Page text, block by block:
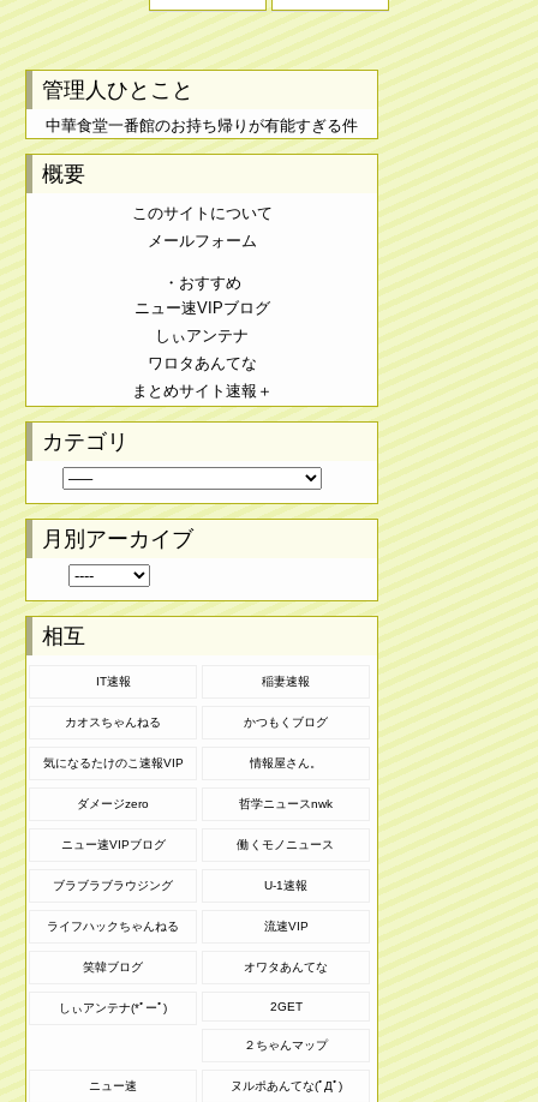
管理人ひとこと
中華食堂一番館のお持ち帰りが有能すぎる件
概要
このサイトについて
メールフォーム
・おすすめ
ニュー速VIPブログ
しぃアンテナ
ワロタあんてな
まとめサイト速報＋
カテゴリ
月別アーカイブ
相互
IT速報 稲妻速報
カオスちゃんねる かつもくブログ
気になるたけのこ速報VIP 情報屋さん。
ダメージzero 哲学ニュースnwk
ニュー速VIPブログ 働くモノニュース
ブラブラブラウジング U-1速報
ライフハックちゃんねる 流速VIP
笑韓ブログ オワタあんてな
しぃアンテナ(*ﾟーﾟ) 2GET
２ちゃんマップ
ニュー速 ヌルポあんてな(ﾟДﾟ)